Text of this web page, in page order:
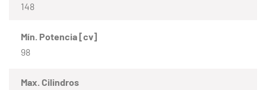
148
Mín. Potencia [cv]
98
Max. Cilindros